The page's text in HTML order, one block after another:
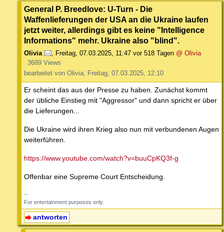
General P. Breedlove: U-Turn - Die
Waffenlieferungen der USA an die Ukraine laufen
jetzt weiter, allerdings gibt es keine "Intelligence
Informations" mehr. Ukraine also "blind".
Olivia , Freitag, 07.03.2025, 11:47 vor 518 Tagen @ Olivia
3689 Views
bearbeitet von Olivia, Freitag, 07.03.2025, 12:10
Er scheint das aus der Presse zu haben. Zunächst kommt
der übliche Einstieg mit "Aggressor" und dann spricht er über
die Lieferungen...
Die Ukraine wird ihren Krieg also nun mit verbundenen Augen
weiterführen.
https://www.youtube.com/watch?v=buuCpKQ3f-g
Offenbar eine Supreme Court Entscheidung.
--
For entertainment purposes only.
antworten